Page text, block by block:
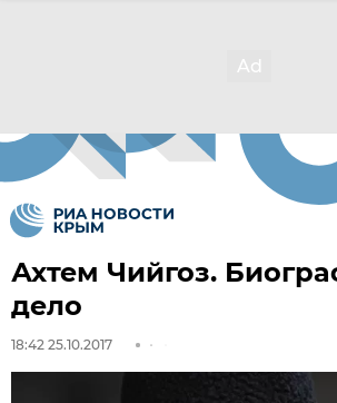
Ахтем Чийгоз.
дело
18:42 25.10.2017